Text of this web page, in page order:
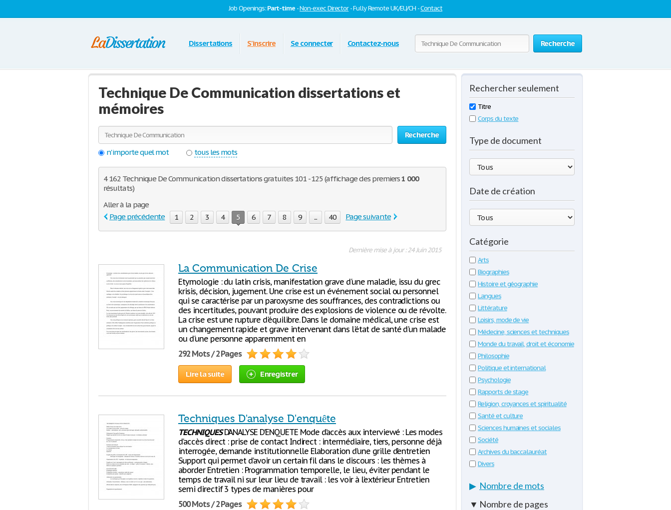
Job Openings:Part-time -Non-exec Director- Fully Remote UK/EU/CH -Contact
Recherche
Dissertations S'inscrire Se connecter Contactez-nous
Technique De Communication dissertations et
mémoires
Recherche
n'importe quel mot
tous les mots
4 162 Technique De Communication dissertations gratuites 101 - 125 (affichage des premiers1 000
résultats)
Aller à la page
Page précédente
1 2 3 4 5 6 7 8 9 ... 40 Page suivante
Dernière mise à jour : 24 Juin 2015
La Communication De Crise
Etymologie : du latin crisis, manifestation grave d'une maladie, issu du grec
krisis, décision, jugement. Une crise est un événement social ou personnel
qui se caractérise par un paroxysme des souffrances, des contradictions ou
des incertitudes, pouvant produire des explosions de violence ou de révolte.
La crise est une rupture d'équilibre. Dans le domaine médical, une crise est
un changement rapide et grave intervenant dans l'état de santé d'un malade
ou d'une personne apparemment en
292 Mots / 2 Pages
Lire la suite Enregistrer
Techniques D'analyse D'enquête
TECHNIQUESD’ANALYSE D’ENQUETE Mode d’accès aux interviewé : Les modes
d’accès direct : prise de contact Indirect : intermédiaire, tiers, personne déjà
interrogée, demande institutionnelle Elaboration d’une grille d’entretien
Support qui permet d’avoir un certain fil dans le discours : les thèmes à
aborder Entretien : Programmation temporelle, le lieu, éviter pendant le
temps de travail ni sur leur lieu de travail : les voir à l’extérieur Entretien
semi directif 3 types de manières pour
500 Mots / 2 Pages
Rechercher seulement
Titre
Corps du texte
Type de document
Date de création
Catégorie
Arts
Biographies
Histoire et géographie
Langues
Littérature
Loisirs, mode de vie
Médecine, sciences et techniques
Monde du travail, droit et économie
Philosophie
Politique et international
Psychologie
Rapports de stage
Religion, croyances et spiritualité
Santé et culture
Sciences humaines et sociales
Société
Archives du baccalauréat
Divers
▶ Nombre de mots
▼ Nombre de pages